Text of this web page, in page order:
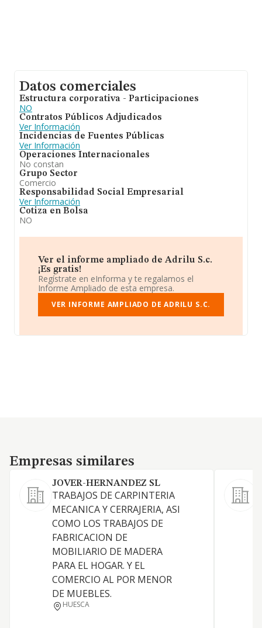
Datos comerciales
Estructura corporativa - Participaciones
NO
Contratos Públicos Adjudicados
Ver Información
Incidencias de Fuentes Públicas
Ver Información
Operaciones Internacionales
No constan
Grupo Sector
Comercio
Responsabilidad Social Empresarial
Ver Información
Cotiza en Bolsa
NO
Ver el informe ampliado de Adrilu S.c.
¡Es gratis!
Regístrate en eInforma y te regalamos el
Informe Ampliado de esta empresa.
VER INFORME AMPLIADO DE ADRILU S.C.
Empresas similares
Empresas similares
JOVER-HERNANDEZ SL
TRABAJOS DE CARPINTERIA
MECANICA Y CERRAJERIA, ASI
COMO LOS TRABAJOS DE
FABRICACION DE
MOBILIARIO DE MADERA
PARA EL HOGAR. Y EL
COMERCIO AL POR MENOR
DE MUEBLES.
HUESCA